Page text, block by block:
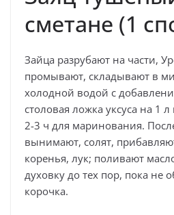
сметане (1
Зайца разрубают на части,
промывают, складывают в
холодной водой с
столовая ложка уксуса на 1
2-3 ч для маринования.
вынимают, солят,
коренья, лук; поливают
духовку до тех пор, пока не
корочка.